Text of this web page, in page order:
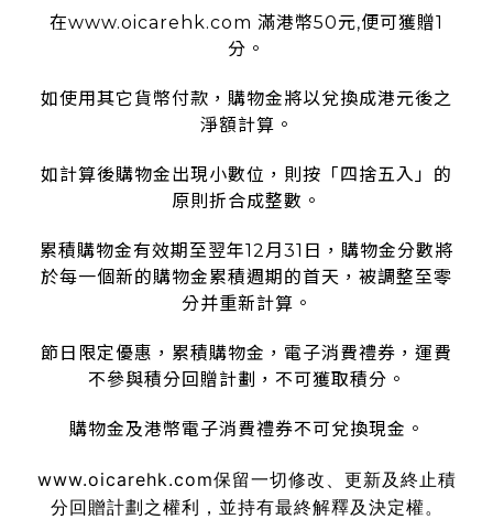
在www.oicarehk.com 滿港幣50元,便可獲贈1
分。
如使用其它貨幣付款，購物金將以兌換成港元後之
淨額計算。
如計算後購物金出現小數位，則按「四捨五入」的
原則折合成整數。
累積購物金有效期至翌年12月31日，購物金分數將
於每一個新的購物金累積週期的首天，被調整至零
分并重新計算。
節日限定優惠，累積購物金，電子消費禮券，運費
不參與積分回贈計劃，不可獲取積分。
購物金及港幣電子消費禮券不可兌換現金。
www.oicarehk.com保留一切修改、更新及終止積
分回贈計劃之權利，並持有最終解釋及決定權。